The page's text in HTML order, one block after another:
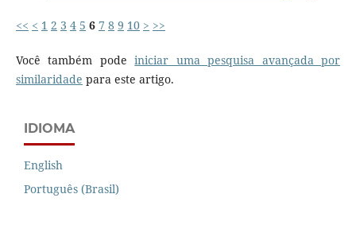
<< < 1 2 3 4 5 6 7 8 9 10 > >>
Você também podeiniciar uma pesquisa avançada por
similaridade para este artigo.
IDIOMA
English
Português (Brasil)